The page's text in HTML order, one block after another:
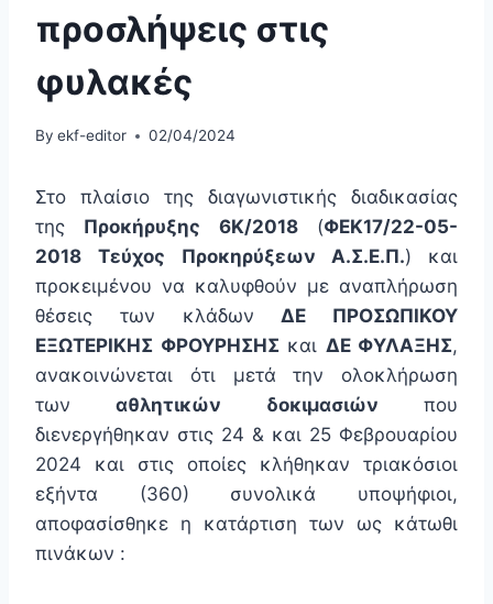
προσλήψεις στις
φυλακές
By ekf-editor 02/04/2024
Στο πλαίσιο της διαγωνιστικής διαδικασίας
της Προκήρυξης 6Κ/2018(ΦΕΚ17/22-05-
2018
Τεύχος Προκηρύξεων Α.Σ.Ε.Π.) και
προκειμένου να καλυφθούν με αναπλήρωση
θέσεις των κλάδωνΔΕ ΠΡΟΣΩΠΙΚΟΥ
ΕΞΩΤΕΡΙΚΗΣ ΦΡΟΥΡΗΣΗΣκαι ΔΕ ΦΥΛΑΞΗΣ,
ανακοινώνεται ότι μετά την ολοκλήρωση
τωναθλητικών δοκιμασιών που
διενεργήθηκαν στις 24 & και 25 Φεβρουαρίου
2024 και στις οποίες κλήθηκαν τριακόσιοι
εξήντα (360) συνολικά υποψήφιοι,
αποφασίσθηκε η κατάρτιση των ως κάτωθι
πινάκων :